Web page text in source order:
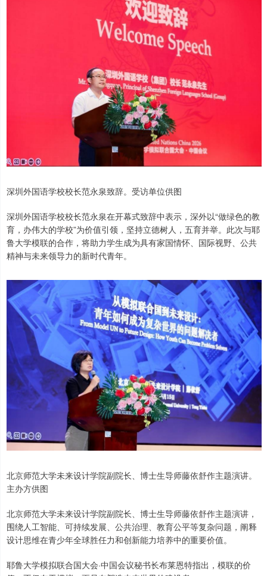
深圳外国语学校校长范永泉致辞。受访单位供图
深圳外国语学校校长范永泉在开幕式致辞中表示，深外以“做绿色的教
育，办伟大的学校”为价值引领，坚持立德树人，五育并举。此次与耶
鲁大学模联的合作，将助力学生成为具有家国情怀、国际视野、公共
精神与未来领导力的新时代青年。
北京师范大学未来设计学院副院长、博士生导师藤依舒作主题演讲。
主办方供图
北京师范大学未来设计学院副院长、博士生导师藤依舒作主题演讲，
围绕人工智能、可持续发展、公共治理、教育公平等复杂问题，阐释
设计思维在青少年全球胜任力和创新能力培养中的重要价值。
耶鲁大学模拟联合国大会·中国会议秘书长布莱恩特指出，模联的价